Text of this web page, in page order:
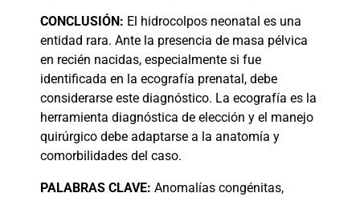
CONCLUSIÓN: El hidrocolpos neonatal es una
entidad rara. Ante la presencia de masa pélvica
en recién nacidas, especialmente si fue
identificada en la ecografía prenatal, debe
considerarse este diagnóstico. La ecografía es la
herramienta diagnóstica de elección y el manejo
quirúrgico debe adaptarse a la anatomía y
comorbilidades del caso.
PALABRAS CLAVE: Anomalías congénitas,